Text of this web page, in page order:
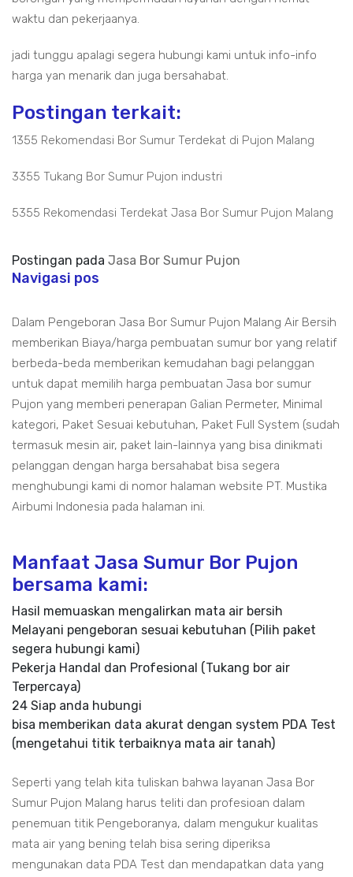
waktu dan pekerjaanya.
jadi tunggu apalagi segera hubungi kami untuk info-info
harga yan menarik dan juga bersahabat.
Postingan terkait:
1355 Rekomendasi Bor Sumur Terdekat di Pujon Malang
3355 Tukang Bor Sumur Pujon industri
5355 Rekomendasi Terdekat Jasa Bor Sumur Pujon Malang
Postingan pada Jasa Bor Sumur Pujon
Navigasi pos
Dalam Pengeboran Jasa Bor Sumur Pujon Malang Air Bersih
memberikan Biaya/harga pembuatan sumur bor yang relatif
berbeda-beda memberikan kemudahan bagi pelanggan
untuk dapat memilih harga pembuatan Jasa bor sumur
Pujon yang memberi penerapan Galian Permeter, Minimal
kategori, Paket Sesuai kebutuhan, Paket Full System (sudah
termasuk mesin air, paket lain-lainnya yang bisa dinikmati
pelanggan dengan harga bersahabat bisa segera
menghubungi kami di nomor halaman website PT. Mustika
Airbumi Indonesia pada halaman ini.
Manfaat Jasa Sumur Bor Pujon
bersama kami:
Hasil memuaskan mengalirkan mata air bersih
Melayani pengeboran sesuai kebutuhan (Pilih paket
segera hubungi kami)
Pekerja Handal dan Profesional (Tukang bor air
Terpercaya)
24 Siap anda hubungi
bisa memberikan data akurat dengan system PDA Test
(mengetahui titik terbaiknya mata air tanah)
Seperti yang telah kita tuliskan bahwa layanan Jasa Bor
Sumur Pujon Malang harus teliti dan profesioan dalam
penemuan titik Pengeboranya, dalam mengukur kualitas
mata air yang bening telah bisa sering diperiksa
mengunakan data PDA Test dan mendapatkan data yang